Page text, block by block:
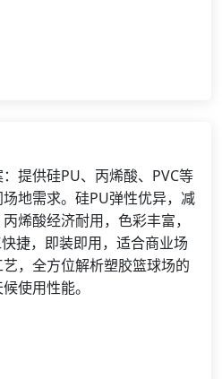
提供硅PU、丙烯酸、PVC等
地需求。硅PU弹性优异，减
烯酸经济耐用，色彩丰富，
捷，即装即用，适合商业场
，全方位解析塑胶篮球场的
使用性能。